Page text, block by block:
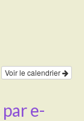
Voir le calendrier
e-